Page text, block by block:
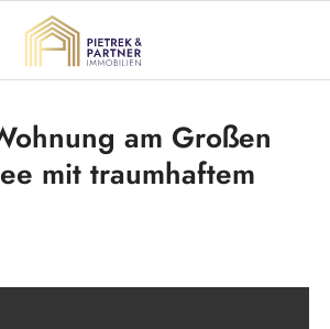
am Großen
mit traumhaftem